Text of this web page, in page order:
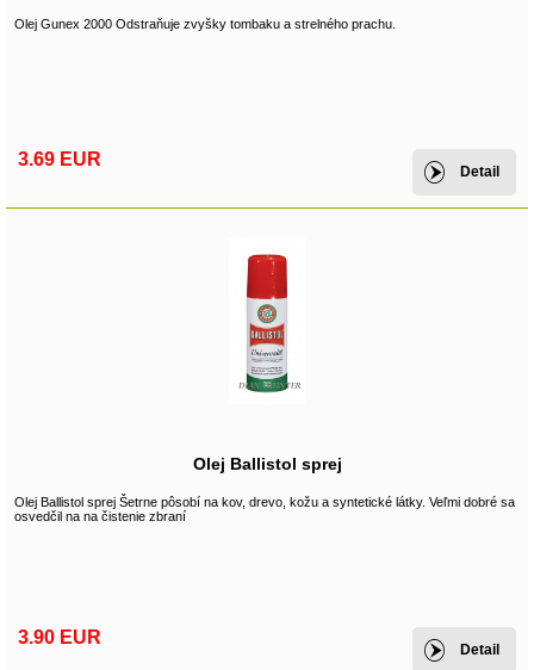
Olej Gunex 2000 Odstraňuje zvyšky tombaku a strelného prachu.
3.69 EUR
Detail
Olej Ballistol sprej
Olej Ballistol sprej Šetrne pôsobí na kov, drevo, kožu a syntetické látky. Veľmi dobré sa
osvedčil na na čistenie zbraní
3.90 EUR
Detail